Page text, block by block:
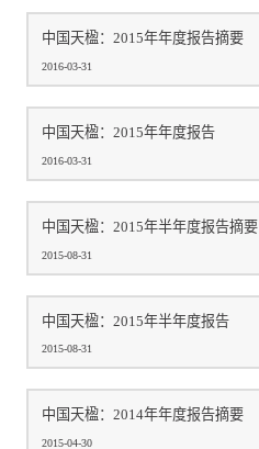
中国天楹：2015年年度报告摘要
2016-03-31
中国天楹：2015年年度报告
2016-03-31
中国天楹：2015年半年度报告摘要
2015-08-31
中国天楹：2015年半年度报告
2015-08-31
中国天楹：2014年年度报告摘要
2015-04-30